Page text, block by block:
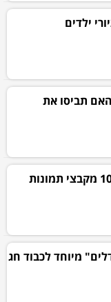
ילדים
תביסו את
מצא את ההבדלים – 10 מקבצי תמונות
מיוחד לכבוד חג